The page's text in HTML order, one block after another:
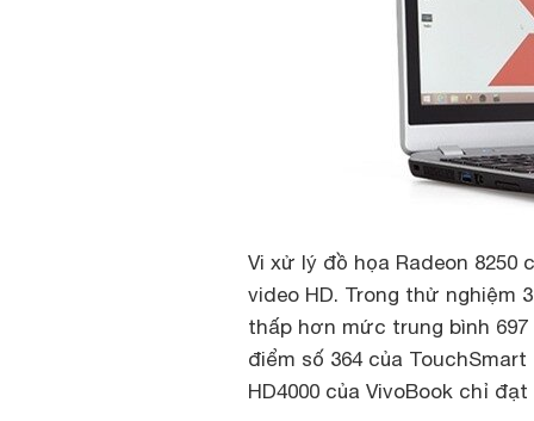
Vi xử lý đồ họa Radeon 8250
video HD. Trong thử nghiệm
thấp hơn mức trung bình
điểm số 364 của
HD4000 của VivoBook chỉ